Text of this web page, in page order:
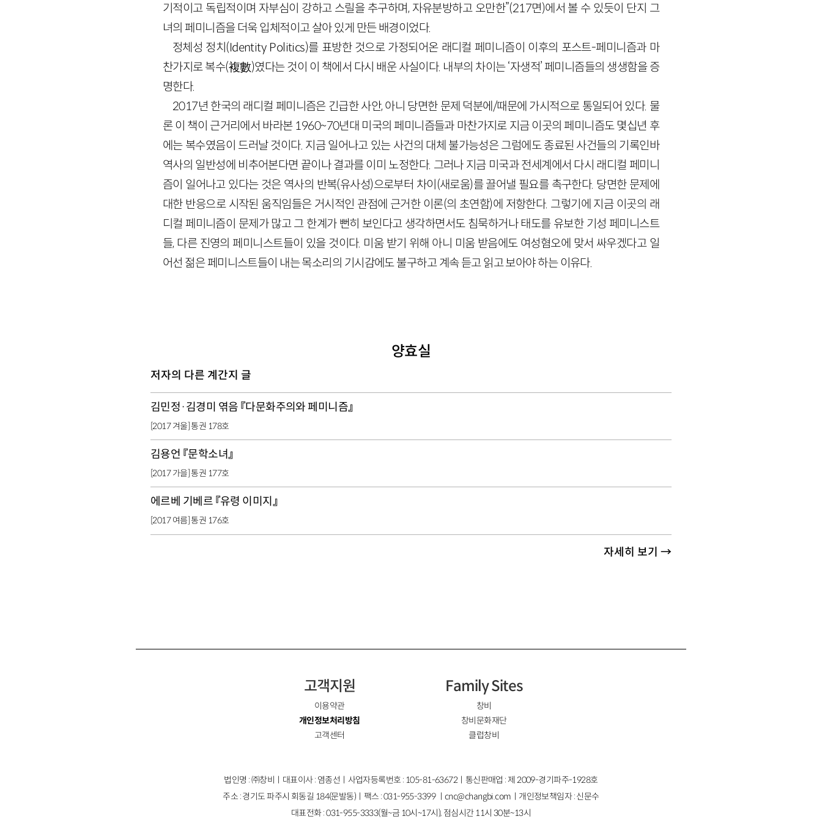
기적이고 독립적이며 자부심이 강하고 스릴을 추구하며, 자유분방하고 오만한”(217면)에서 볼 수 있듯이 단지 그
녀의 페미니즘을 더욱 입체적이고 살아 있게 만든 배경이었다.
정체성 정치(Identity Politics)를 표방한 것으로 가정되어온 래디컬 페미니즘이 이후의 포스트-페미니즘과 마
찬가지로 복수(複數)였다는 것이 이 책에서 다시 배운 사실이다. 내부의 차이는 ‘자생적’ 페미니즘들의 생생함을 증
명한다.
2017년 한국의 래디컬 페미니즘은 긴급한 사안, 아니 당면한 문제 덕분에 /때문에 가시적으로 통일되어 있다. 물
론 이 책이 근거리에서 바라본 1960~70년대 미국의 페미니즘들과 마찬가지로 지금 이곳의 페미니즘도 몇십년 후
에는 복수였음이 드러날 것이다. 지금 일어나고 있는 사건의 대체 불가능성은 그럼에도 종료된 사건들의 기록인바
역사의 일반성에 비추어본다면 끝이나 결과를 이미 노정한다. 그러나 지금 미국과 전세계에서 다시 래디컬 페미니
즘이 일어나고 있다는 것은 역사의 반복(유사성)으로부터 차이(새로움)를 끌어낼 필요를 촉구한다. 당면한 문제에
대한 반응으로 시작된 움직임들은 거시적인 관점에 근거한 이론(의 초연함)에 저항한다. 그렇기에 지금 이곳의 래
디컬 페미니즘이 문제가 많고 그 한계가 뻔히 보인다고 생각하면서도 침묵하거나 태도를 유보한 기성 페미니스트
들, 다른 진영의 페미니스트들이 있을 것이다. 미움 받기 위해 아니 미움 받음에도 여성혐오에 맞서 싸우겠다고 일
어선 젊은 페미니스트들이 내는 목소리의 기시감에도 불구하고 계속 듣고 읽고 보아야 하는 이유다.
양효실
저자의 다른 계간지 글
김민정·김경미 엮음 『다문화주의와 페미니즘』
[2017 겨울] 통권 178호
김용언 『문학소녀』
[2017 가을] 통권 177호
에르베 기베르 『유령 이미지』
[2017 여름] 통권 176호
자세히 보기 →
고객지원
이용약관
개인정보처리방침
고객센터
Family Sites
창비
창비문화재단
클럽창비
법인명 : ㈜창비ㅣ대표이사 : 염종선ㅣ사업자등록번호 : 105-81-63672ㅣ통신판매업 : 제 2009-경기파주-1928호
주소 : 경기도 파주시 회동길 184(문발동)ㅣ팩스 : 031-955-3399 ㅣcnc@changbi.com ㅣ개인정보책임자 : 신문수
대표전화 : 031-955-3333(월~금 10시~17시), 점심시간 11시 30분~13시